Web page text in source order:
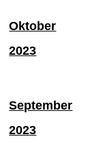
Oktober
2023
September
2023